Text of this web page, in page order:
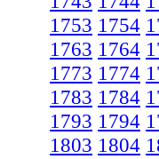
1753 1754
1763 1764
1773 1774
1783 1784
1793 1794
1803 1804